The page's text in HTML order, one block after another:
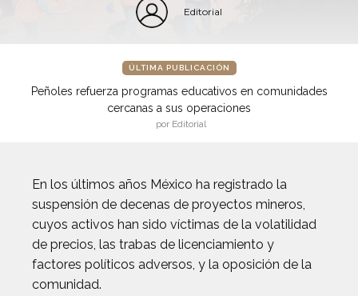
Editorial
ÚLTIMA PUBLICACIÓN
Peñoles refuerza programas educativos en comunidades
cercanas a sus operaciones
por Editorial
En los últimos años México ha registrado la
suspensión de decenas de proyectos mineros,
cuyos activos han sido víctimas de la volatilidad
de precios, las trabas de licenciamiento y
factores políticos adversos, y la oposición de la
comunidad.